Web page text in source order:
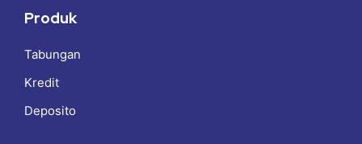
Produk
Tabungan
Kredit
Deposito